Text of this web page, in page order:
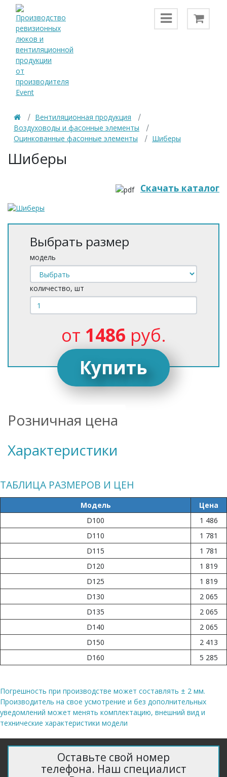
Вентиляционная продукция
Воздуховоды и фасонные элементы
Оцинкованные фасонные элементы
Шиберы
Шиберы
Скачать каталог
Выбрать размер
модель
количество, шт
от 1486 руб.
Купить
Розничная цена
Характеристики
ТАБЛИЦА РАЗМЕРОВ И ЦЕН
Модель
Цена
D100
1 486
D110
1 781
D115
1 781
D120
1 819
D125
1 819
D130
2 065
D135
2 065
D140
2 065
D150
2 413
D160
5 285
Погрешность при производстве может составлять ± 2 мм.
Производитель на свое усмотрение и без дополнительных
уведомлений может менять комплектацию, внешний вид и
технические характеристики модели
Оставьте свой номер
телефона. Наш специалист